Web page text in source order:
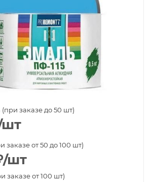
заказе до 50 шт)
заказе от 50 до 100 шт)
/шт
заказе от 100 шт)